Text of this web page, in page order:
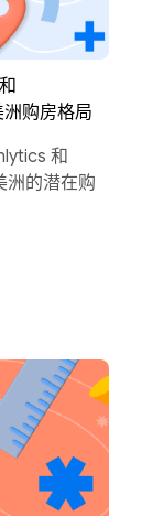
购房格局
和
的潜在购